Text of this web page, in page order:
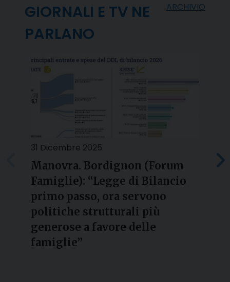
ARCHIVIO
GIORNALI E TV NE
PARLANO
31 Dicembre 2025
Manovra. Bordignon (Forum
Famiglie): “Legge di Bilancio
primo passo, ora servono
politiche strutturali più
generose a favore delle
famiglie”